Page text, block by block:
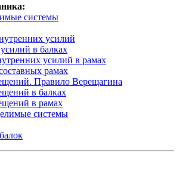
системы
усилий
в балках
усилий в рамах
рамах
Правило Верещагина
в балках
в рамах
системы